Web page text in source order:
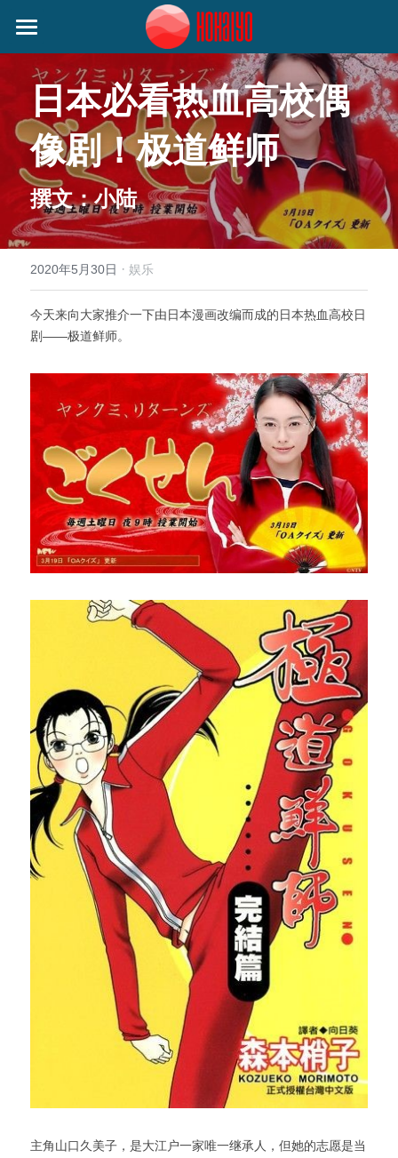
日本动态
音乐类
娱乐类
生活类
作者分类
艺人动态
小野丽莎 (Lisa Ono)
SILENT SIREN (サイレントサイレン)
麦野优衣 (Yui Mugino)
桃知みなみ (Momochi Minami)
EIGHT OF TRIANGLE
26時のマスカレイド（26Jino Masquerade）
angela (アンジェラ)
超ときめき♡宣伝部
CiON（シーオン）
关注我们
日本必看热血高校偶
像剧！极道鲜师
撰文：小陆
2020年5月30日 · 娱乐
今天来向大家推介一下由日本漫画改编而成的日本热血高校日
剧——极道鲜师。
主角山口久美子，是大江户一家唯一继承人，但她的志愿是当